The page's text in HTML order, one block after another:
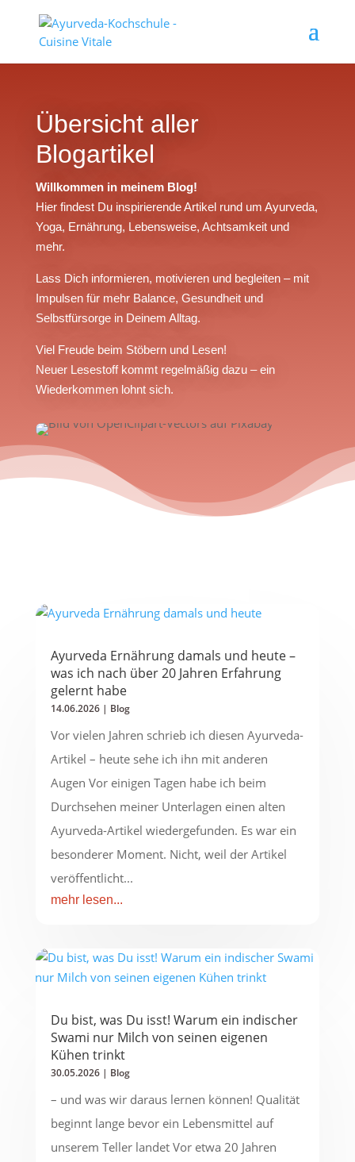
Übersicht aller
Blogartikel
Willkommen in meinem Blog!
Hier findest Du inspirierende Artikel rund um Ayurveda,
Yoga, Ernährung, Lebensweise, Achtsamkeit und
mehr.
Lass Dich informieren, motivieren und begleiten – mit
Impulsen für mehr Balance, Gesundheit und
Selbstfürsorge in Deinem Alltag.
Viel Freude beim Stöbern und Lesen!
Neuer Lesestoff kommt regelmäßig dazu – ein
Wiederkommen lohnt sich.
Ayurveda Ernährung damals und heute –
was ich nach über 20 Jahren Erfahrung
gelernt habe
14.06.2026| Blog
Vor vielen Jahren schrieb ich diesen Ayurveda-
Artikel – heute sehe ich ihn mit anderen
Augen Vor einigen Tagen habe ich beim
Durchsehen meiner Unterlagen einen alten
Ayurveda-Artikel wiedergefunden. Es war ein
besonderer Moment. Nicht, weil der Artikel
veröffentlicht...
mehr lesen...
Du bist, was Du isst! Warum ein indischer
Swami nur Milch von seinen eigenen
Kühen trinkt
30.05.2026| Blog
– und was wir daraus lernen können! Qualität
beginnt lange bevor ein Lebensmittel auf
unserem Teller landet Vor etwa 20 Jahren